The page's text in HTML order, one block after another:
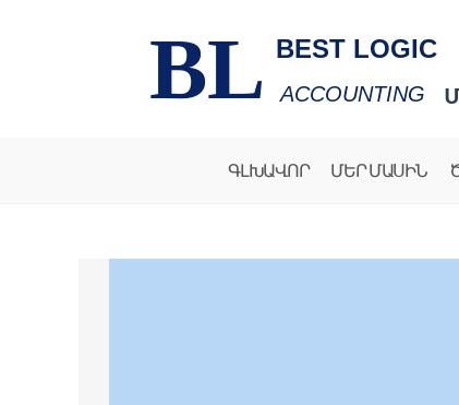
BL BEST LOGIC
ACCOUNTING
ԳԼԽԱՎՈՐ ՄԵՐ ՄԱՍԻՆ